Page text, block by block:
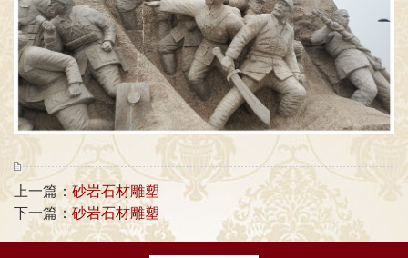
上一篇：砂岩石材雕塑
下一篇：砂岩石材雕塑